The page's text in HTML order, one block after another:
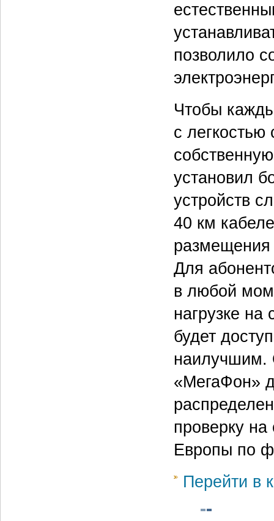
позволило
Чтобы
с
установил
устройств
40 км
Для
в любой
нагрузке на
будет
наилучшим.
«МегаФон»
проверку
Европы по
Перейти в